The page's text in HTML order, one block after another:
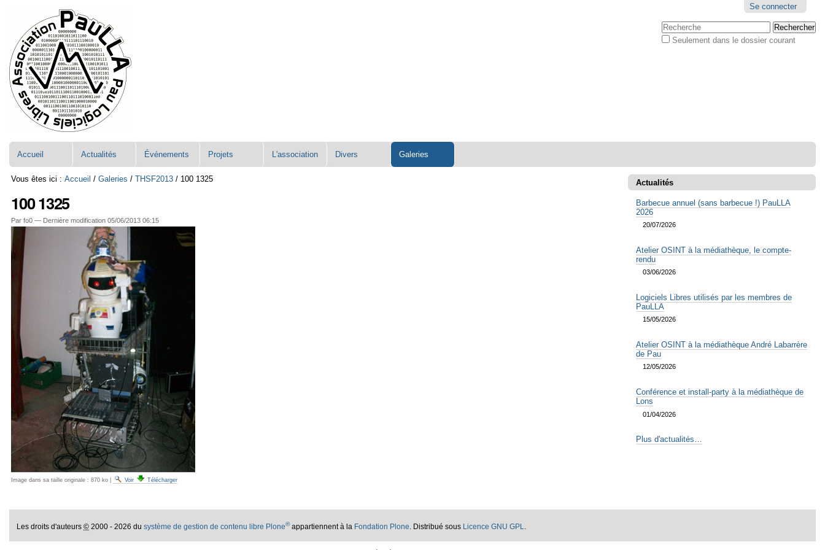
contenu.
Aller
à
la
navigation
personnels
Se connecter
Chercher par
Seulement dans le dossier courant
Accueil Actualités Événements Projets L'association Divers Galeries
Vous êtes ici : Accueil /Galeries /THSF2013 / 100 1325
100 1325
Par fo0 — Dernière modification 05/06/2013 06:15
Image dans sa taille originale : 870 ko Voir Télécharger
Actualités
Barbecue annuel (sans barbecue !) PauLLA
2026
20/07/2026
Atelier OSINT à la médiathèque, le compte-
rendu
03/06/2026
Logiciels Libres utilisés par les membres de
PauLLA
15/05/2026
Atelier OSINT à la médiathèque André Labarrère
de Pau
12/05/2026
Conférence et install-party à la médiathèque de
Lons
01/04/2026
Plus d'actualités…
Les droits d'auteurs© 2000 - 2026 dusystème de gestion de contenu libre Plone®appartiennent à la Fondation Plone . Distribué sous Licence GNU GPL